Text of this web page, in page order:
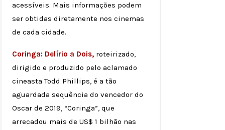
acessíveis. Mais informações podem
ser obtidas diretamente nos cinemas
de cada cidade.
Coringa: Delírio a Dois, roteirizado,
dirigido e produzido pelo aclamado
cineasta Todd Phillips, é a tão
aguardada sequência do vencedor do
Oscar de 2019, “Coringa”, que
arrecadou mais de US$ 1 bilhão nas